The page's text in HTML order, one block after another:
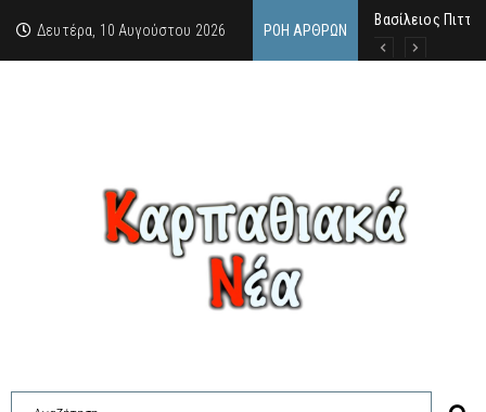
Δευτέρα, 10 Αυγούστου 2026 ΡΟΉ ΆΡΘΡΩΝ
Βασίλειος
Σαν σήμερα,
Μανόλης Μελάς: